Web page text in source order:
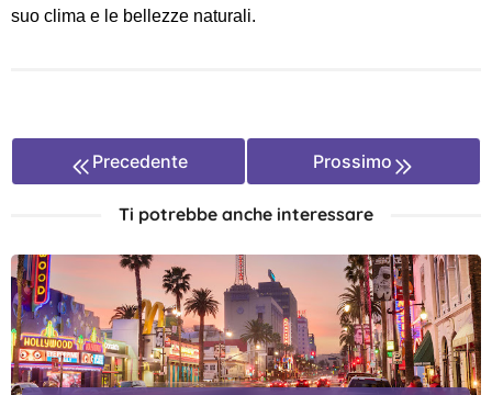
suo clima e le bellezze naturali.
Precedente Prossimo
Ti potrebbe anche interessare